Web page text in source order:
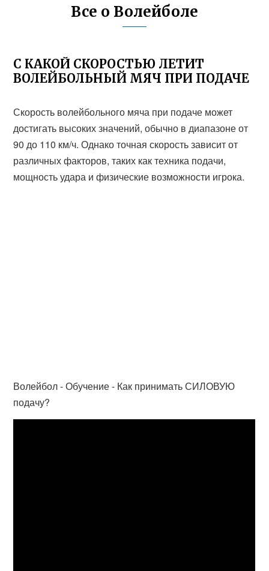
Все о Волейболе
С КАКОЙ СКОРОСТЬЮ ЛЕТИТ
ВОЛЕЙБОЛЬНЫЙ МЯЧ ПРИ ПОДАЧЕ
Скорость волейбольного мяча при подаче может
достигать высоких значений, обычно в диапазоне от
90 до 110 км/ч. Однако точная скорость зависит от
различных факторов, таких как техника подачи,
мощность удара и физические возможности игрока.
Волейбол - Обучение - Как принимать СИЛОВУЮ
подачу?